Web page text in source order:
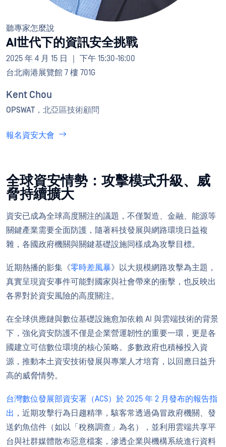
聽專家怎麼說
AI世代下的資訊安全挑戰
2025 年 4 月 15 日 ｜ 下午 15:30-16:00
台北南港展覽館 7 樓 701G
Kent Chou
OPSWAT，北亞區技術顧問
報名資安大會
全球資安情勢：攻擊模式升級、威
脅持續擴大
資安已成為全球高度關注的議題，不僅製造、金融、能源等
關鍵產業需要全面防護，隨著科技發展與網路環境日益複
雜，各國政府機關與關鍵基礎設施同樣成為攻擊目標。
近期熱播的影集《零時差風暴》以大規模網路攻擊為主題，
真實呈現資安事件可能對國家與社會帶來的衝擊，也反映出
各界對於資安風險的高度關注。
在全球供應鏈與數位基礎設施愈加依賴 AI 與雲端技術的背景
下，強化資安防護不僅是企業營運韌性的重要一環，更是各
國建立可信數位環境的核心策略。多數政府也積極投入資
源，推動本土資安技術發展與專業人才培育，以回應日益升
高的威脅情勢。
台灣數位發展部資安署（ACS）於 2025 年 2 月發布的報告指
出 ，近期攻擊行為日趨精準，駭客常透過偽冒政府機關、發
送釣魚信件（如以「稅務調查」為名），並利用雲端共享平
台與社群媒體散布惡意檔案，滲透企業與機構系統進行資料